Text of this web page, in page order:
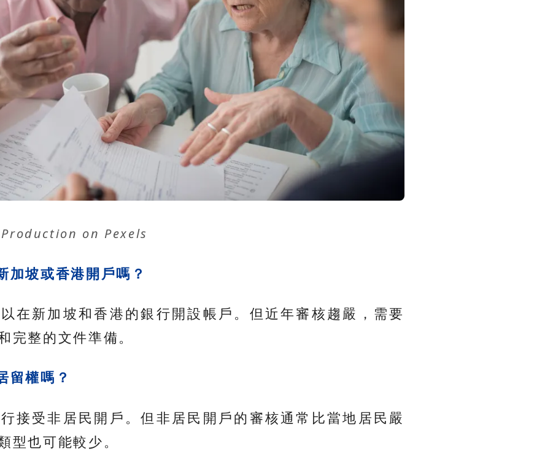
on Pexels
加坡或香港開戶嗎？
在新加坡和香港的銀行開設帳戶。但近年審核趨嚴，需要
完整的文件準備。
留權嗎？
接受非居民開戶。但非居民開戶的審核通常比當地居民嚴
型也可能較少。